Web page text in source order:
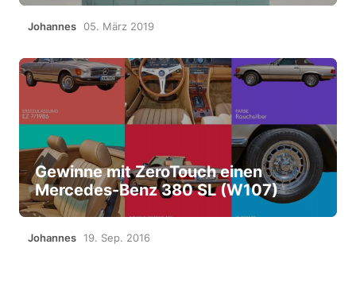
Johannes 05. März 2019
Gewinne mit ZeroTouch einen
Mercedes-Benz 380 SL (W107)
Johannes 19. Sep. 2016